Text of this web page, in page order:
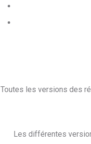
Toutes les versions des
Les différentes